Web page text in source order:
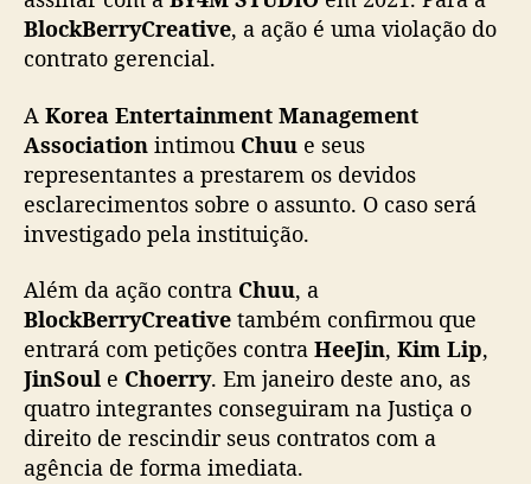
n
o
a
s
i
d
a
d
e
BlockBerryCreative, a ação é uma violação do
contrato gerencial.
A Korea Entertainment Management
Association intimou Chuu e seus
representantes a prestarem os devidos
esclarecimentos sobre o assunto. O caso será
investigado pela instituição.
Além da ação contra Chuu, a
BlockBerryCreative também confirmou que
entrará com petições contra HeeJin, Kim Lip,
JinSoul e Choerry. Em janeiro deste ano, as
quatro integrantes conseguiram na Justiça o
direito de rescindir seus contratos com a
agência de forma imediata.